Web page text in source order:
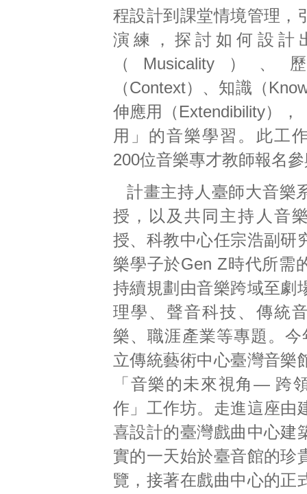
程設計到課堂情境管理，
演練，探討如何設計
（Musicality）、
（Context）、知識（
伸應用（Extendibility），
用」的音樂學習。此工
200位音樂專才教師報名
計畫主持人臺師大音樂
授，以及共同主持人音
授、科教中心任宗浩副研
樂學子於Gen Z時代所需
持續規劃由音樂跨域至劇
理學、聲音科技、傳統
樂、職涯產業等專題。
立傳統藝術中心臺灣音樂
「音樂的未來視角— 跨
作」工作坊。走進這座由
喜設計的臺灣戲曲中心建
實的一天始於臺音館的珍
覽，接著在戲曲中心的正